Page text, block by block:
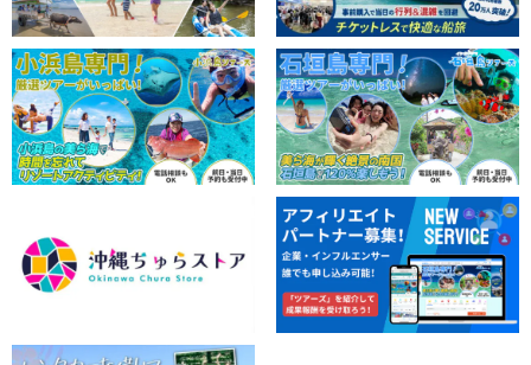
⬇︎由布島とセットコースはこちら
【西表島/1日】早い者勝ちの大人気セット☆ピナイサ
ーラの滝へマングローブカヌー＆由布島（水牛車）観
光ツアー《3歳から参加OK！絶景ランチ付き》
（No.8）
開始時間：9:00〜16:30
所要時間：約7.5時間
18,000円→ 15,000円